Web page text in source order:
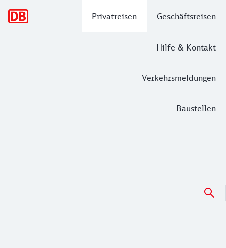
Privatreisen Geschäftsreisen
Hilfe & Kontakt
Verkehrsmeldungen
Baustellen